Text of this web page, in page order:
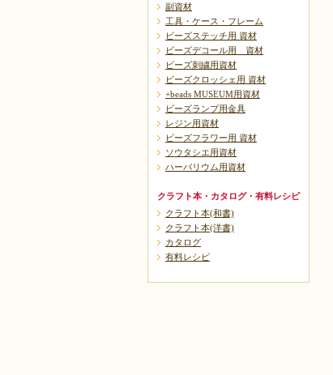
副資材
工具・ケース・フレーム
ビーズステッチ用 資材
ビーズデコール用 資材
ビーズ刺繍用資材
ビーズクロッシェ用 資材
+beads MUSEUM用資材
ビーズランプ用金具
レジン用資材
ビーズフラワー用 資材
ソウタシエ用資材
ハーバリウム用資材
クラフト本・カタログ・有料レシピ
クラフト本(和書)
クラフト本(洋書)
カタログ
有料レシピ